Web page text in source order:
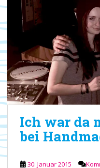
Ich war da
bei
30. Januar 2015